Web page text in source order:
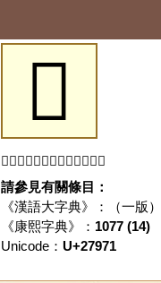
𧥱
「𧥱」字未收錄於本資料庫。
請參見有關條目：
《漢語大字典》：（一版）
《康熙字典》： 1077 (14)
Unicode： U+27971